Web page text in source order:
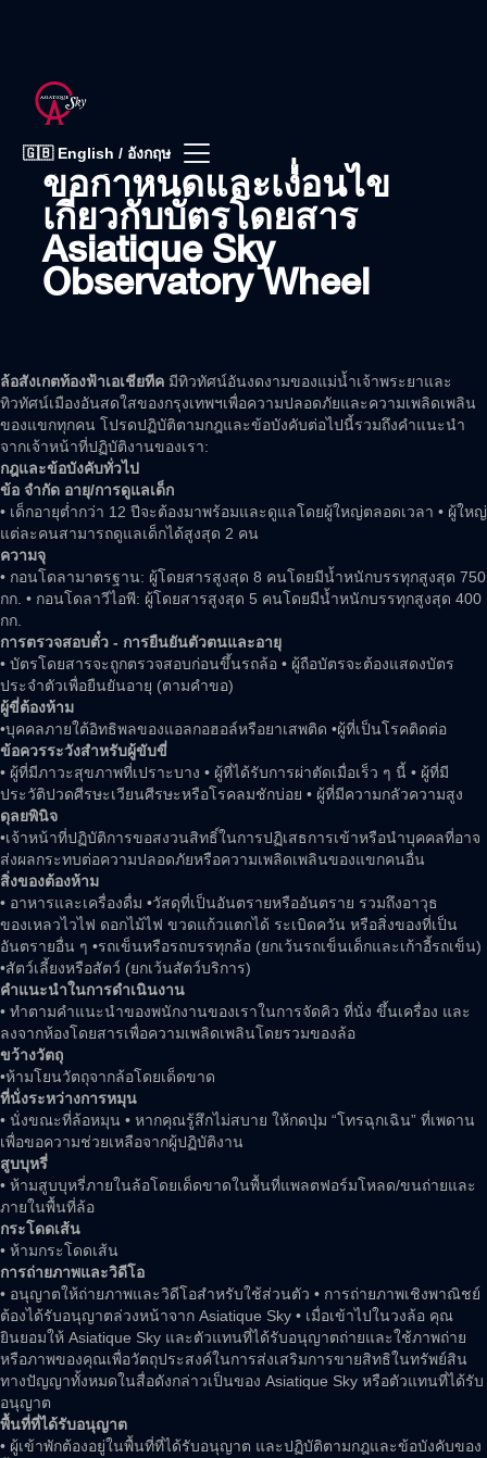
🇬🇧 English / อังกฤษ
ข้อกำหนดและเงื่อนไข
เกี่ยวกับบัตรโดยสาร
Asiatique Sky
Observatory Wheel
ล้อสังเกตท้องฟ้าเอเชียทีค มีทิวทัศน์อันงดงามของแม่น้ำเจ้าพระยาและ
ทิวทัศน์เมืองอันสดใสของกรุงเทพฯเพื่อความปลอดภัยและความเพลิดเพลิน
ของแขกทุกคน โปรดปฏิบัติตามกฎและข้อบังคับต่อไปนี้รวมถึงคำแนะนำ
จากเจ้าหน้าที่ปฏิบัติงานของเรา:
กฎและข้อบังคับทั่วไป
ข้อ จำกัด อายุ/การดูแลเด็ก
• เด็กอายุต่ำกว่า 12 ปีจะต้องมาพร้อมและดูแลโดยผู้ใหญ่ตลอดเวลา • ผู้ใหญ่
แต่ละคนสามารถดูแลเด็กได้สูงสุด 2 คน
ความจุ
• กอนโดลามาตรฐาน: ผู้โดยสารสูงสุด 8 คนโดยมีน้ำหนักบรรทุกสูงสุด 750
กก. • กอนโดลาวีไอพี: ผู้โดยสารสูงสุด 5 คนโดยมีน้ำหนักบรรทุกสูงสุด 400
กก.
การตรวจสอบตั๋ว - การยืนยันตัวตนและอายุ
• บัตรโดยสารจะถูกตรวจสอบก่อนขึ้นรถล้อ • ผู้ถือบัตรจะต้องแสดงบัตร
ประจำตัวเพื่อยืนยันอายุ (ตามคำขอ)
ผู้ขี่ต้องห้าม
•บุคคลภายใต้อิทธิพลของแอลกอฮอล์หรือยาเสพติด •ผู้ที่เป็นโรคติดต่อ
ข้อควรระวังสำหรับผู้ขับขี่
• ผู้ที่มีภาวะสุขภาพที่เปราะบาง • ผู้ที่ได้รับการผ่าตัดเมื่อเร็ว ๆ นี้ • ผู้ที่มี
ประวัติปวดศีรษะเวียนศีรษะหรือโรคลมชักบ่อย • ผู้ที่มีความกลัวความสูง
ดุลยพินิจ
•เจ้าหน้าที่ปฏิบัติการขอสงวนสิทธิ์ในการปฏิเสธการเข้าหรือนำบุคคลที่อาจ
ส่งผลกระทบต่อความปลอดภัยหรือความเพลิดเพลินของแขกคนอื่น
สิ่งของต้องห้าม
• อาหารและเครื่องดื่ม •วัสดุที่เป็นอันตรายหรืออันตราย รวมถึงอาวุธ
ของเหลวไวไฟ ดอกไม้ไฟ ขวดแก้วแตกได้ ระเบิดควัน หรือสิ่งของที่เป็น
อันตรายอื่น ๆ •รถเข็นหรือรถบรรทุกล้อ (ยกเว้นรถเข็นเด็กและเก้าอี้รถเข็น)
•สัตว์เลี้ยงหรือสัตว์ (ยกเว้นสัตว์บริการ)
คำแนะนำในการดำเนินงาน
• ทำตามคำแนะนำของพนักงานของเราในการจัดคิว ที่นั่ง ขึ้นเครื่อง และ
ลงจากห้องโดยสารเพื่อความเพลิดเพลินโดยรวมของล้อ
ขว้างวัตถุ
•ห้ามโยนวัตถุจากล้อโดยเด็ดขาด
ที่นั่งระหว่างการหมุน
• นั่งขณะที่ล้อหมุน • หากคุณรู้สึกไม่สบาย ให้กดปุ่ม “โทรฉุกเฉิน” ที่เพดาน
เพื่อขอความช่วยเหลือจากผู้ปฏิบัติงาน
สูบบุหรี่
• ห้ามสูบบุหรี่ภายในล้อโดยเด็ดขาดในพื้นที่แพลตฟอร์มโหลด/ขนถ่ายและ
ภายในพื้นที่ล้อ
กระโดดเส้น
• ห้ามกระโดดเส้น
การถ่ายภาพและวิดีโอ
• อนุญาตให้ถ่ายภาพและวิดีโอสำหรับใช้ส่วนตัว • การถ่ายภาพเชิงพาณิชย์
ต้องได้รับอนุญาตล่วงหน้าจาก Asiatique Sky • เมื่อเข้าไปในวงล้อ คุณ
ยินยอมให้ Asiatique Sky และตัวแทนที่ได้รับอนุญาตถ่ายและใช้ภาพถ่าย
หรือภาพของคุณเพื่อวัตถุประสงค์ในการส่งเสริมการขายสิทธิในทรัพย์สิน
ทางปัญญาทั้งหมดในสื่อดังกล่าวเป็นของ Asiatique Sky หรือตัวแทนที่ได้รับ
อนุญาต
พื้นที่ที่ได้รับอนุญาต
• ผู้เข้าพักต้องอยู่ในพื้นที่ที่ได้รับอนุญาต และปฏิบัติตามกฎและข้อบังคับของ